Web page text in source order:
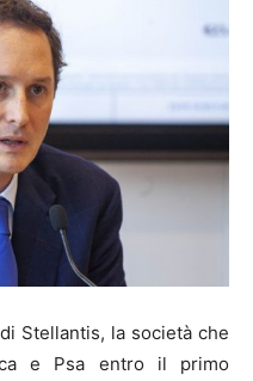
di Stellantis, la società che
e Psa entro il primo